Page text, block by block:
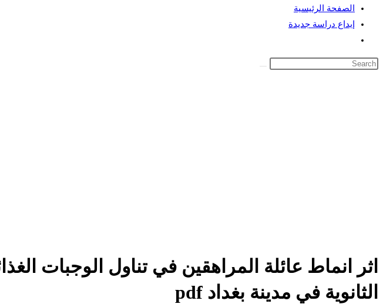
الصفحة الرئيسية
إيداع دراسة جديدة
search
اثر انماط عائلة المراهقين في تناول الوجبات
الثانوية في مدينة بغداد pdf